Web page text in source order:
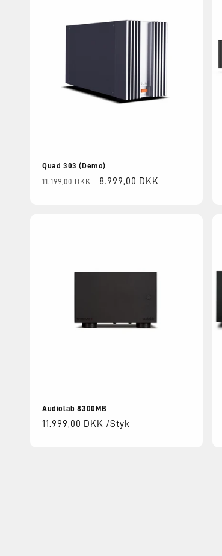
Quad 303 (Demo)
Normalpris
11.199,00 DKK Udsalgspris
8.999,00 DKK
Audiolab 8300MB
Normalpris
11.999,00 DKK /Styk